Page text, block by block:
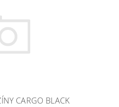
CARGO BLACK